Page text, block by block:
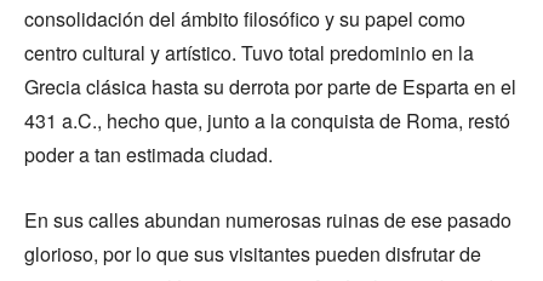
consolidación del ámbito filosófico y su papel como
centro cultural y artístico. Tuvo total predominio en la
Grecia clásica hasta su derrota por parte de Esparta en el
431 a.C., hecho que, junto a la conquista de Roma, restó
poder a tan estimada ciudad.
En sus calles abundan numerosas ruinas de ese pasado
glorioso, por lo que sus visitantes pueden disfrutar de